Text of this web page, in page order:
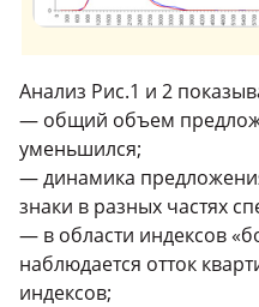
Анализ Рис.1 и 2
— общий объем
уменьшился;
— динамика
знаки в разных частях
— в области индексов
наблюдается отток
индексов;